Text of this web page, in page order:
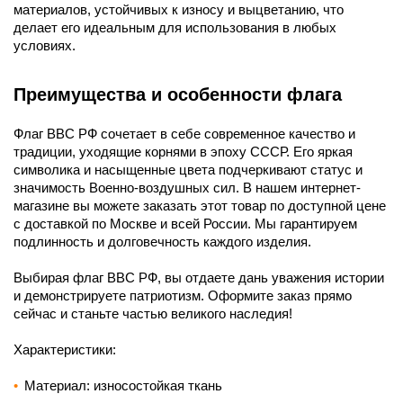
материалов, устойчивых к износу и выцветанию, что
делает его идеальным для использования в любых
условиях.
Преимущества и особенности флага
Флаг ВВС РФ сочетает в себе современное качество и
традиции, уходящие корнями в эпоху СССР. Его яркая
символика и насыщенные цвета подчеркивают статус и
значимость Военно-воздушных сил. В нашем интернет-
магазине вы можете заказать этот товар по доступной цене
с доставкой по Москве и всей России. Мы гарантируем
подлинность и долговечность каждого изделия.
Выбирая флаг ВВС РФ, вы отдаете дань уважения истории
и демонстрируете патриотизм. Оформите заказ прямо
сейчас и станьте частью великого наследия!
Характеристики:
Материал: износостойкая ткань